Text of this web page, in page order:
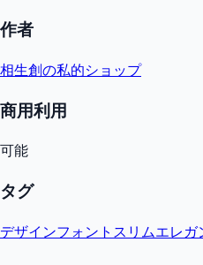
作者
相生創の私的ショップ
商用利用
可能
タグ
デザインフォント スリムエレガ